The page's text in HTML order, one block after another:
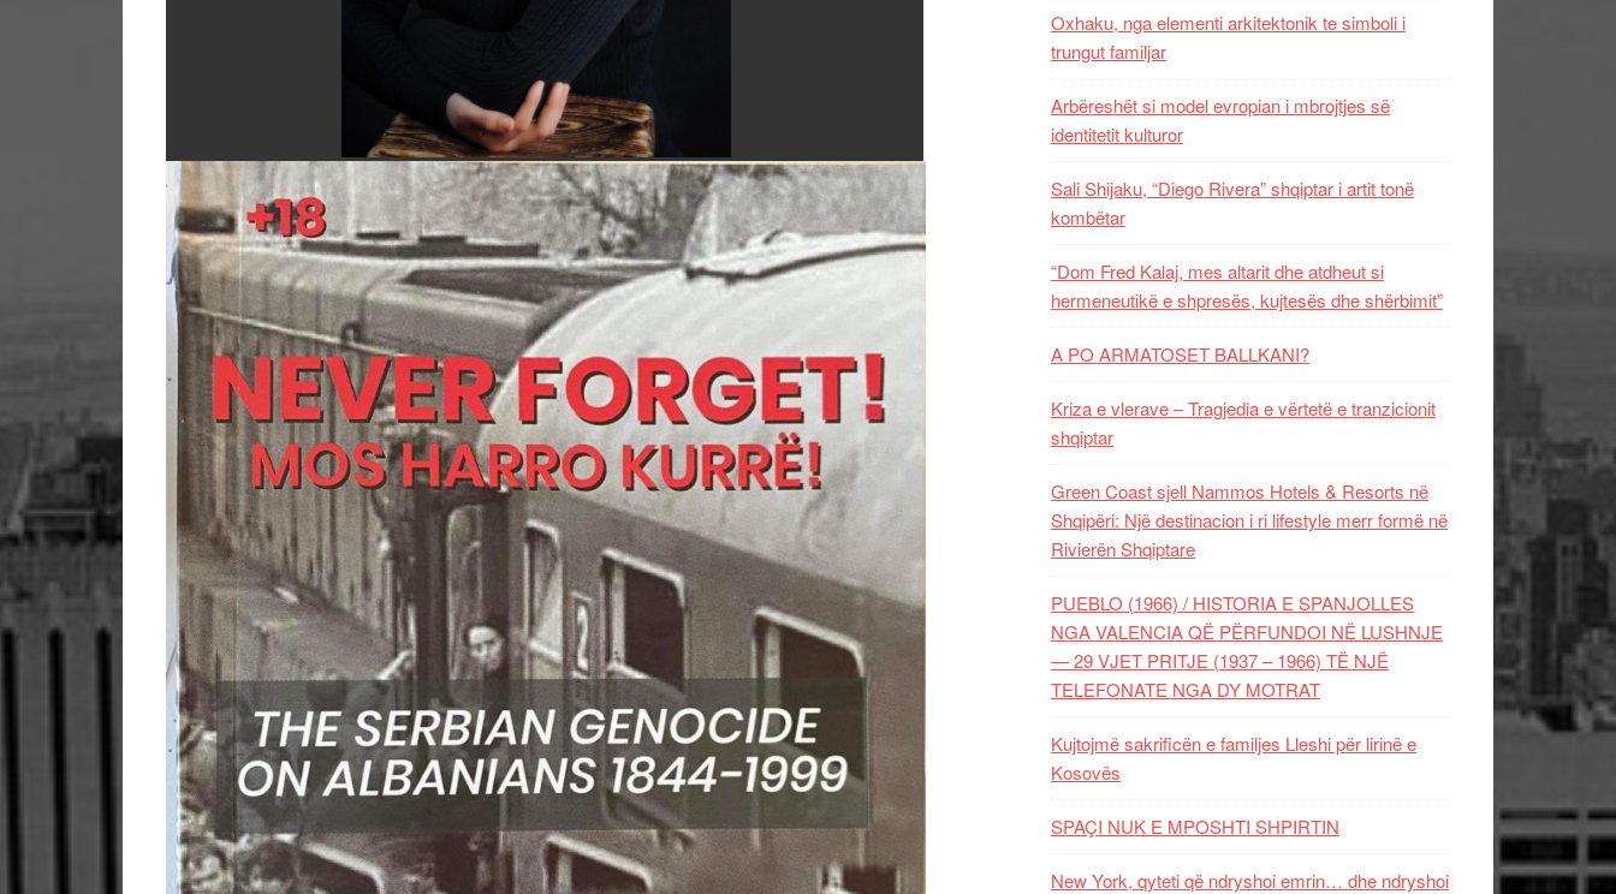
Oxhaku, nga elementi arkitektonik te simboli i
trungut familjar
Arbëreshët si model evropian i mbrojtjes së
identitetit kulturor
Sali Shijaku, “Diego Rivera” shqiptar i artit tonë
kombëtar
“Dom Fred Kalaj, mes altarit dhe atdheut si
hermeneutikë e shpresës, kujtesës dhe shërbimit”
A PO ARMATOSET BALLKANI?
Kriza e vlerave – Tragjedia e vërtetë e tranzicionit
shqiptar
Green Coast sjell Nammos Hotels & Resorts në
Shqipëri: Një destinacion i ri lifestyle merr formë në
Rivierën Shqiptare
PUEBLO (1966) / HISTORIA E SPANJOLLES
NGA VALENCIA QË PËRFUNDOI NË LUSHNJE
— 29 VJET PRITJE (1937 – 1966) TË NJË
TELEFONATE NGA DY MOTRAT
Kujtojmë sakrificën e familjes Lleshi për lirinë e
Kosovës
SPAÇI NUK E MPOSHTI SHPIRTIN
New York, qyteti që ndryshoi emrin… dhe ndryshoi